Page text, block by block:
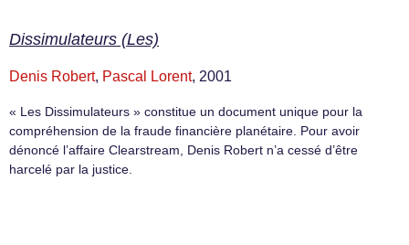
Dissimulateurs (Les)
Denis Robert, Pascal Lorent, 2001
« Les Dissimulateurs » constitue un document unique pour la
compréhension de la fraude financière planétaire. Pour avoir
dénoncé l’affaire Clearstream, Denis Robert n’a cessé d’être
harcelé par la justice.